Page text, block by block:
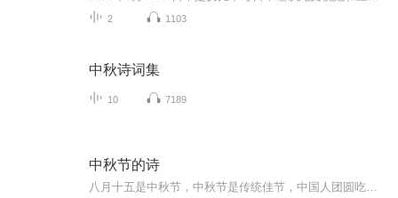
2 1103
中秋诗词集
10 7189
中秋节的诗